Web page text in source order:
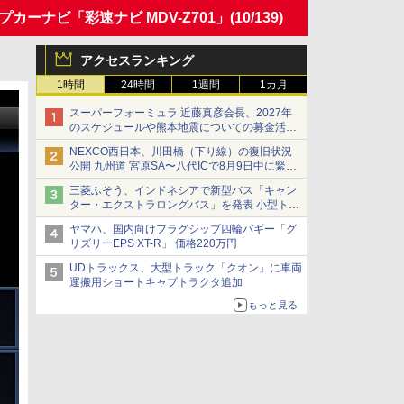
ーナビ「彩速ナビ MDV-Z701」 (10/139)
アクセスランキング
1時間 24時間 1週間 1カ月
スーパーフォーミュラ 近藤真彦会長、2027年
のスケジュールや熊本地震についての募金活動
を紹介
NEXCO西日本、川田橋（下り線）の復旧状況
公開 九州道 宮原SA〜八代ICで8月9日中に緊急
車両を通行可能に
三菱ふそう、インドネシアで新型バス「キャン
ター・エクストラロングバス」を発表 小型トラ
ックベースの観光・旅客輸送向けバス
ヤマハ、国内向けフラグシップ四輪バギー「グ
リズリーEPS XT-R」 価格220万円
UDトラックス、大型トラック「クオン」に車両
運搬用ショートキャブトラクタ追加
もっと見る